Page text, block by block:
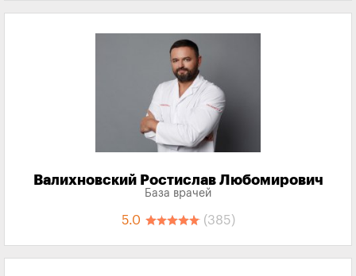
Валихновский Ростислав Любомирович
База врачей
5.0 (385)